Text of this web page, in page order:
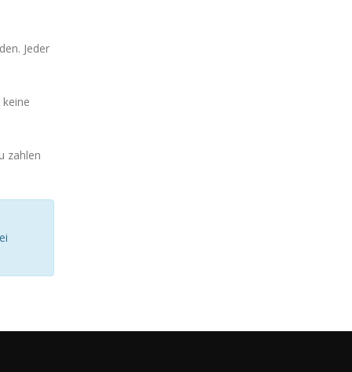
Jeder
zahlen